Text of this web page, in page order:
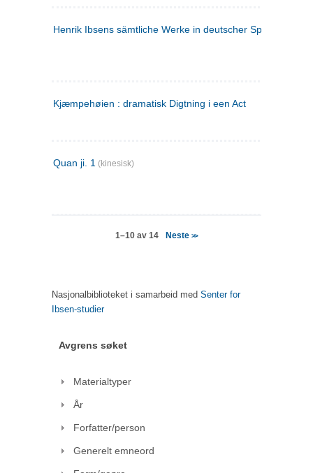
Henrik Ibsens sämtliche Werke in deutscher Sprache. 2
Kjæmpehøien : dramatisk Digtning i een Act
Quan ji. 1 (kinesisk)
1–10 av 14 Neste>>
Nasjonalbiblioteket i samarbeid med Senter for
Ibsen-studier
Avgrens søket
Materialtyper
År
Forfatter/person
Generelt emneord